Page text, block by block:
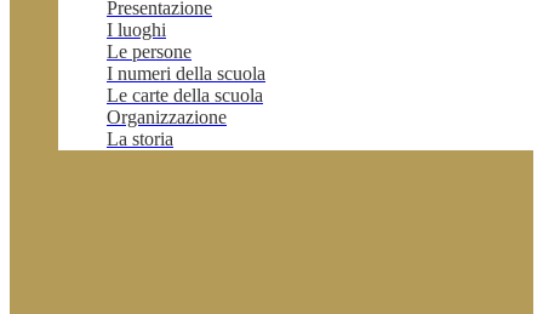
Presentazione
I luoghi
Le persone
I numeri della scuola
Le carte della scuola
Organizzazione
La storia